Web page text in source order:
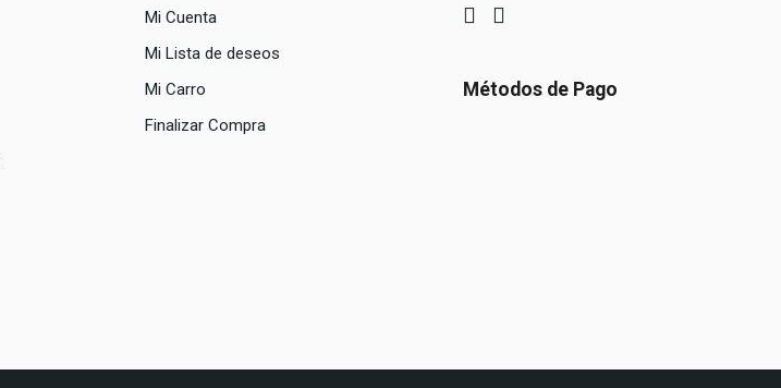
Mi Cuenta
Mi Lista de deseos
Mi Carro
Finalizar Compra
Métodos de Pago